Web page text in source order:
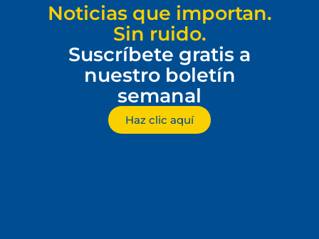
Noticias que importan.
Sin ruido.
Suscríbete gratis a
nuestro boletín
semanal
Haz clic aquí